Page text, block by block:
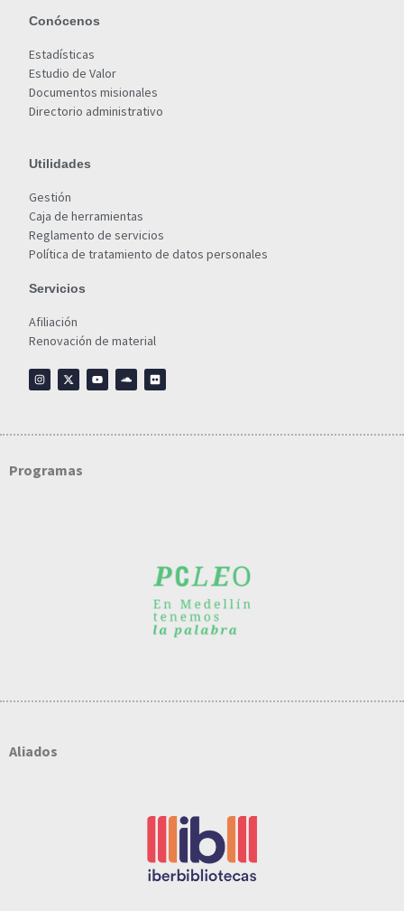
Conócenos
Estadísticas
Estudio de Valor
Documentos misionales
Directorio administrativo
Utilidades
Gestión
Caja de herramientas
Reglamento de servicios
Política de tratamiento de datos personales
Servicios
Afiliación
Renovación de material
Programas
Aliados